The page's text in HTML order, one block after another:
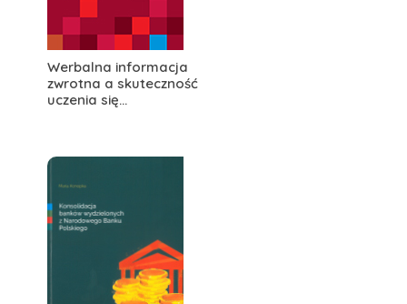
Werbalna informacja
zwrotna a skuteczność
uczenia się...